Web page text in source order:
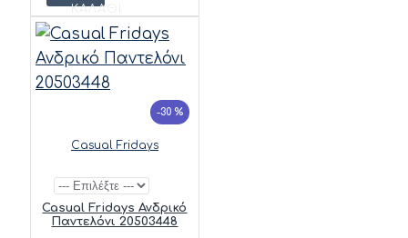
ΚΑΛΆΘΙ
-30 %
Casual Fridays
Casual Fridays Ανδρικό
Παντελόνι 20503448